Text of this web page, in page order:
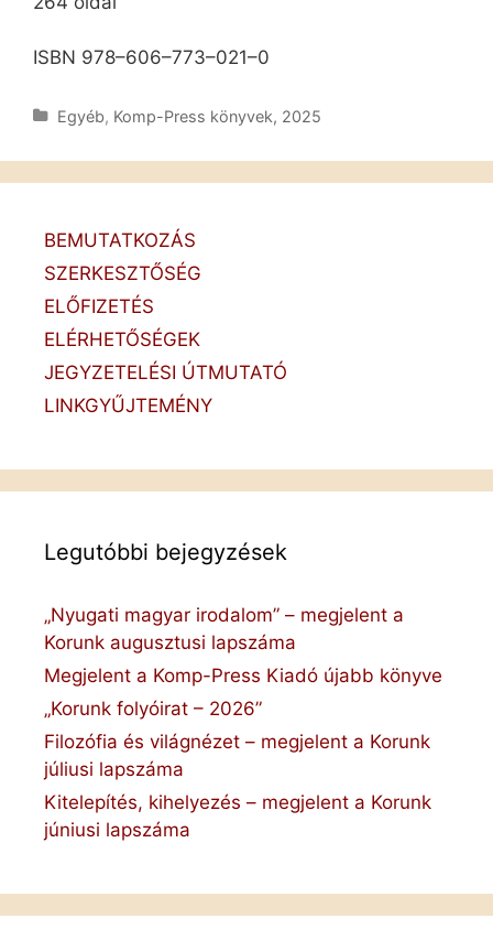
ISBN 978–606–773–021–0
Kategória
Egyéb, Komp-Press könyvek, 2025
BEMUTATKOZÁS
SZERKESZTŐSÉG
ELŐFIZETÉS
ELÉRHETŐSÉGEK
JEGYZETELÉSI ÚTMUTATÓ
LINKGYŰJTEMÉNY
Legutóbbi bejegyzések
„Nyugati magyar irodalom” – megjelent a
Korunk augusztusi lapszáma
Megjelent a Komp-Press Kiadó újabb könyve
„Korunk folyóirat – 2026”
Filozófia és világnézet – megjelent a Korunk
júliusi lapszáma
Kitelepítés, kihelyezés – megjelent a Korunk
júniusi lapszáma